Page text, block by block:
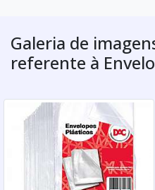
Galeria de
referente à